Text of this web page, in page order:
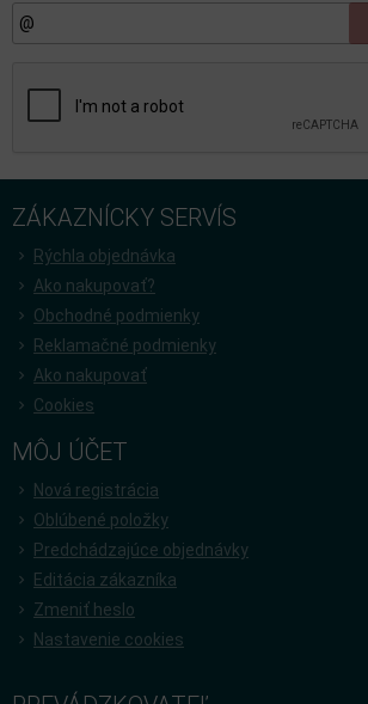
ZÁKAZNÍCKY SERVÍS
Rýchla objednávka
Ako nakupovať?
Obchodné podmienky
Reklamačné podmienky
Ako nakupovať
Cookies
MÔJ ÚČET
Nová registrácia
Oblúbené položky
Predchádzajúce objednávky
Editácia zákazníka
Zmeniť heslo
Nastavenie cookies